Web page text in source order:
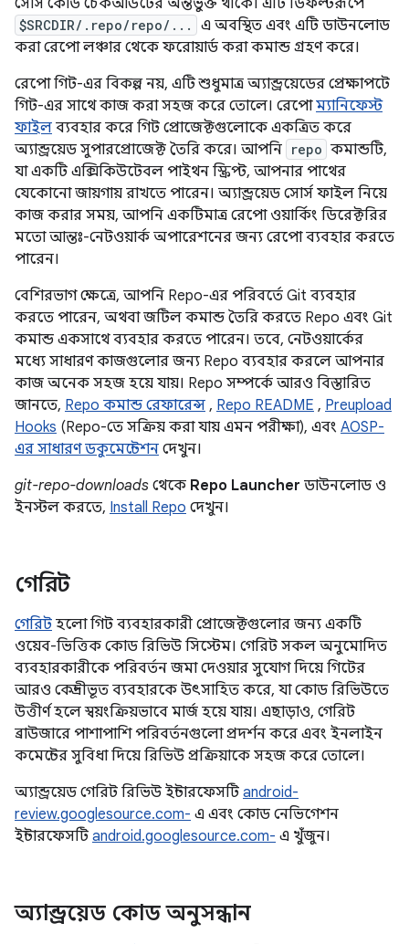
সোর্স কোড চেকআউটের অন্তর্ভুক্ত থাকে। এটি ডিফল্টরূপে
$SRCDIR/.repo/repo/...
এ অবস্থিত এবং এটি ডাউনলোড
করা রেপো লঞ্চার থেকে ফরোয়ার্ড করা কমান্ড গ্রহণ করে।
রেপো গিট-এর বিকল্প নয়, এটি শুধুমাত্র অ্যান্ড্রয়েডের প্রেক্ষাপটে
গিট-এর সাথে কাজ করা সহজ করে তোলে। রেপোম্যানিফেস্ট
ফাইল ব্যবহার করে গিট প্রোজেক্টগুলোকে একত্রিত করে
অ্যান্ড্রয়েড সুপারপ্রোজেক্ট তৈরি করে। আপনি repo কমান্ডটি,
যা একটি এক্সিকিউটেবল পাইথন স্ক্রিপ্ট, আপনার পাথের
যেকোনো জায়গায় রাখতে পারেন। অ্যান্ড্রয়েড সোর্স ফাইল নিয়ে
কাজ করার সময়, আপনি একটিমাত্র রেপো ওয়ার্কিং ডিরেক্টরির
মতো আন্তঃ-নেটওয়ার্ক অপারেশনের জন্য রেপো ব্যবহার করতে
পারেন।
বেশিরভাগ ক্ষেত্রে, আপনি Repo-এর পরিবর্তে Git ব্যবহার
করতে পারেন, অথবা জটিল কমান্ড তৈরি করতে Repo এবং Git
কমান্ড একসাথে ব্যবহার করতে পারেন। তবে, নেটওয়ার্কের
মধ্যে সাধারণ কাজগুলোর জন্য Repo ব্যবহার করলে আপনার
কাজ অনেক সহজ হয়ে যায়। Repo সম্পর্কে আরও বিস্তারিত
জানতে, Repo কমান্ড রেফারেন্স , Repo README , Preupload
Hooks (Repo-তে সক্রিয় করা যায় এমন পরীক্ষা), এবং AOSP-
এর সাধারণ ডকুমেন্টেশন দেখুন।
git-repo-downloads থেকে Repo Launcher ডাউনলোড ও
ইনস্টল করতে, Install Repo দেখুন।
গেরিট
গেরিট হলো গিট ব্যবহারকারী প্রোজেক্টগুলোর জন্য একটি
ওয়েব-ভিত্তিক কোড রিভিউ সিস্টেম। গেরিট সকল অনুমোদিত
ব্যবহারকারীকে পরিবর্তন জমা দেওয়ার সুযোগ দিয়ে গিটের
আরও কেন্দ্রীভূত ব্যবহারকে উৎসাহিত করে, যা কোড রিভিউতে
উত্তীর্ণ হলে স্বয়ংক্রিয়ভাবে মার্জ হয়ে যায়। এছাড়াও, গেরিট
ব্রাউজারে পাশাপাশি পরিবর্তনগুলো প্রদর্শন করে এবং ইনলাইন
কমেন্টের সুবিধা দিয়ে রিভিউ প্রক্রিয়াকে সহজ করে তোলে।
অ্যান্ড্রয়েড গেরিট রিভিউ ইন্টারফেসটি android-
review.googlesource.com- এ এবং কোড নেভিগেশন
ইন্টারফেসটি android.googlesource.com- এ খুঁজুন।
অ্যান্ড্রয়েড কোড অনুসন্ধান